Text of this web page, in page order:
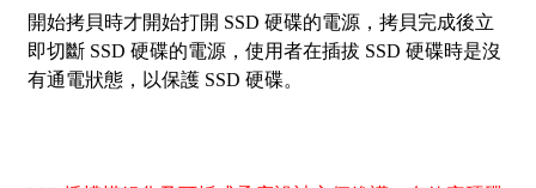
開始拷貝時才開始打開 SSD 硬碟的電源，拷貝完成後立
即切斷 SSD 硬碟的電源，使用者在插拔 SSD 硬碟時是沒
有通電狀態，以保護 SSD 硬碟。